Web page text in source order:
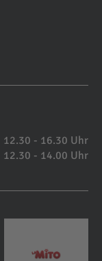
12.30 - 16.30 Uhr
12.30 - 14.00 Uhr